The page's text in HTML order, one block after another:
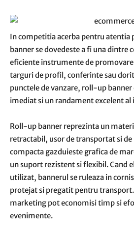
In competitia acerba pentru
banner se dovedeste a fi una dintre
eficiente instrumente de
targuri de profil, conferinte sau
punctele de vanzare, roll-up
imediat si un randament excelent
Roll-up banner reprezinta un
retractabil, usor de transportat si
compacta gazduieste grafica de
un suport rezistent si flexibil. Cand
utilizat, bannerul se ruleaza in
protejat si pregatit pentru
marketing pot economisi timp si
evenimente.